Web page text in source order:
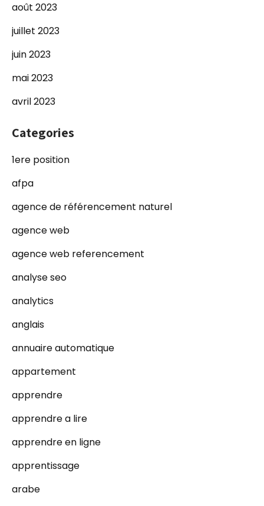
août 2023
juillet 2023
juin 2023
mai 2023
avril 2023
Categories
1ere position
afpa
agence de référencement naturel
agence web
agence web referencement
analyse seo
analytics
anglais
annuaire automatique
appartement
apprendre
apprendre a lire
apprendre en ligne
apprentissage
arabe